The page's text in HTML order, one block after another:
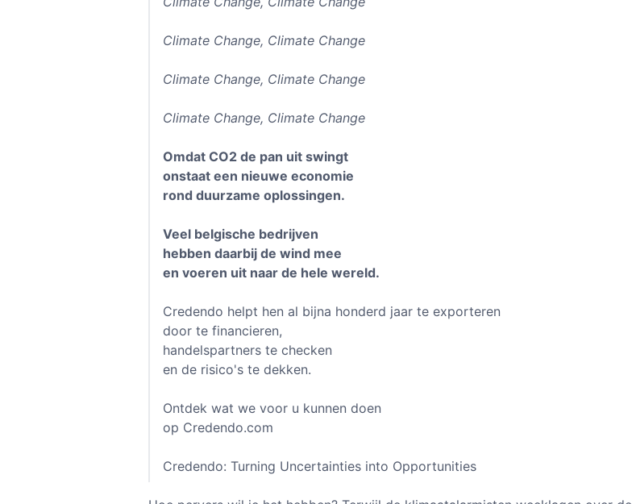
Climate Change, Climate Change
Climate Change, Climate Change
Climate Change, Climate Change
Omdat CO2 de pan uit swingt
onstaat een nieuwe economie
rond duurzame oplossingen.
Veel belgische bedrijven
hebben daarbij de wind mee
en voeren uit naar de hele wereld.
Credendo helpt hen al bijna honderd jaar te exporteren
door te financieren,
handelspartners te checken
en de risico's te dekken.
Ontdek wat we voor u kunnen doen
op Credendo.com
Credendo: Turning Uncertainties into Opportunities